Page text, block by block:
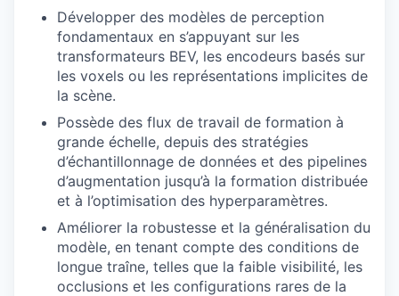
Développer des modèles de perception
fondamentaux en s’appuyant sur les
transformateurs BEV, les encodeurs basés sur
les voxels ou les représentations implicites de
la scène.
Possède des flux de travail de formation à
grande échelle, depuis des stratégies
d’échantillonnage de données et des pipelines
d’augmentation jusqu’à la formation distribuée
et à l’optimisation des hyperparamètres.
Améliorer la robustesse et la généralisation du
modèle, en tenant compte des conditions de
longue traîne, telles que la faible visibilité, les
occlusions et les configurations rares de la